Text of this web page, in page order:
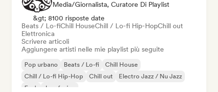
Media/Giornalista, Curatore Di Playlist
&gt; 8100 risposte date
Beats / Lo-fiChill HouseChill / Lo-fi Hip-HopChill out
Elettronica
Scrivere articoli
Aggiungere artisti nelle mie playlist più seguite
Pop urbano Beats / Lo-fi
Chill House
Chill / Lo-fi Hip-Hop
Chill out
Electro Jazz / Nu Jazz
Funk
Jazz fusion